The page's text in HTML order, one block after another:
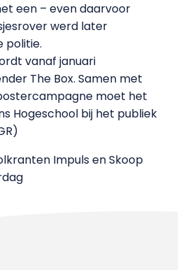
een – even daarvoor
werd later
politie.
vanaf januari
The Box. Samen met
moet het
Hogeschool bij het publiek
Impuls en Skoop